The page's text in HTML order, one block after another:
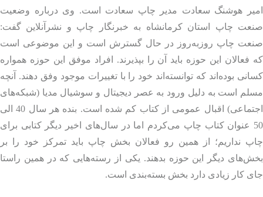
هوشنگ سعادتمدیر چاپ سعادت است. وی درباره وضعیت
چاپ استان کرمانشاه به خبرنگار چاپ و نشرآنلاین گفت:
چاپ روزبه‌روز در حال گسترش است و این موضوعی است
فعالان این حوزه باید آن را بپذیرند. افراد موفق این حوزه همواره
بوده‌اند که توانسته‌اند خود را با تغییرات موجود وفق دهند. آنچه
است به دلیل ورود به عصر دیجیتال و سوشیال مدیا (شبکه‌های
اجتماعی) اقبال عمومی از کتاب کم شده است. بنده هر سال 40 الی
50 عنوان کتاب چاپ می‌کردم اما در سال‌های اخیر دیگر کتابی برای
نداریم؛ از همین رو فعالان بخش چاپ باید تمرکز خود را بر
دیگر این حوزه بدهند. یکی از رسته‌هایی که در همین راستا
کار زیادی دارد بخش بسته‌بندی است.